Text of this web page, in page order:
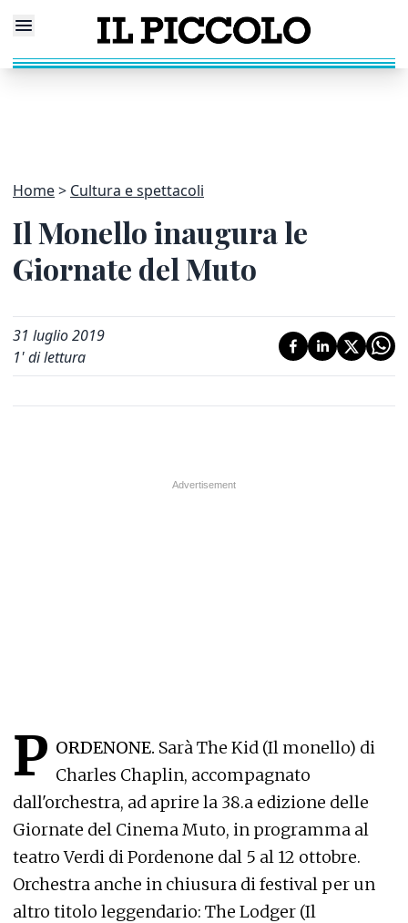
Home Cultura e spettacoli
Il Monello inaugura le
Giornate del Muto
31 luglio 2019
1' di lettura
P ORDENONE. Sarà The Kid (Il monello) di
Charles Chaplin, accompagnato
dall'orchestra, ad aprire la 38.a edizione delle
Giornate del Cinema Muto, in programma al
teatro Verdi di Pordenone dal 5 al 12 ottobre.
Orchestra anche in chiusura di festival per un
altro titolo leggendario: The Lodger (Il